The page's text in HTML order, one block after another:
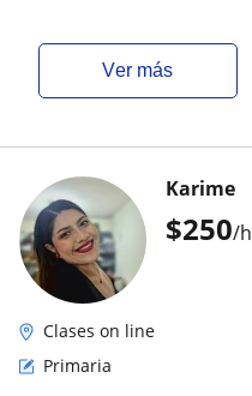
ver más
$250/h
Karime
Clases on line
Primaria